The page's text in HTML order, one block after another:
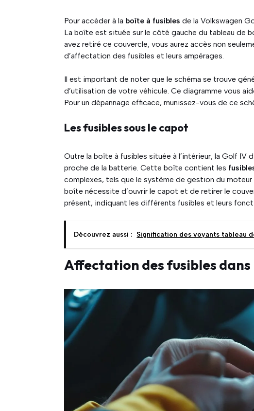
Pour accéder à la boîte à fusibles de la Volkswagen
La boîte est située sur le côté gauche du tableau de
avez retiré ce couvercle, vous aurez accès non
d’affectation des fusibles et leurs ampérages.
Il est important de noter que le schéma se trouve
d’utilisation de votre véhicule. Ce diagramme vous
Pour un dépannage efficace, munissez-vous de ce
Les fusibles sous le capot
Outre la boîte à fusibles située à l’intérieur, la Golf IV
proche de la batterie. Cette boîte contient les
complexes, tels que le système de gestion du
boîte nécessite d’ouvrir le capot et de retirer le
présent, indiquant les différents fusibles et leurs
Découvrez aussi : Signification des voyants tableau
Affectation des fusibles